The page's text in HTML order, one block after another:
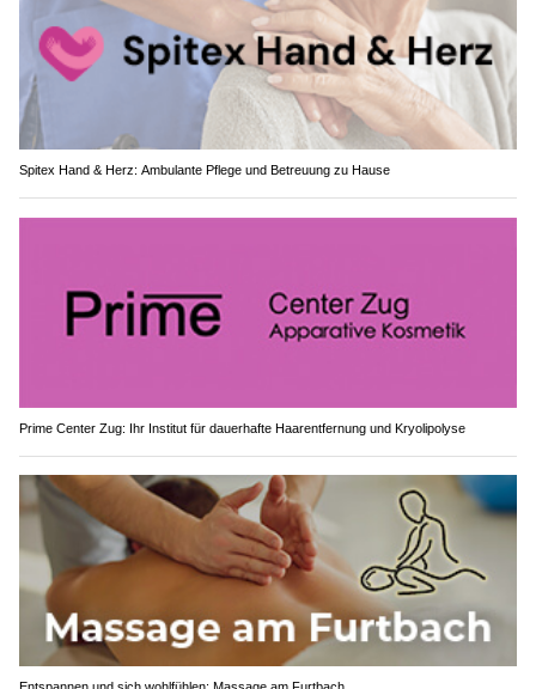
Spitex Hand & Herz: Ambulante Pflege und Betreuung zu Hause
Prime Center Zug: Ihr Institut für dauerhafte Haarentfernung und Kryolipolyse